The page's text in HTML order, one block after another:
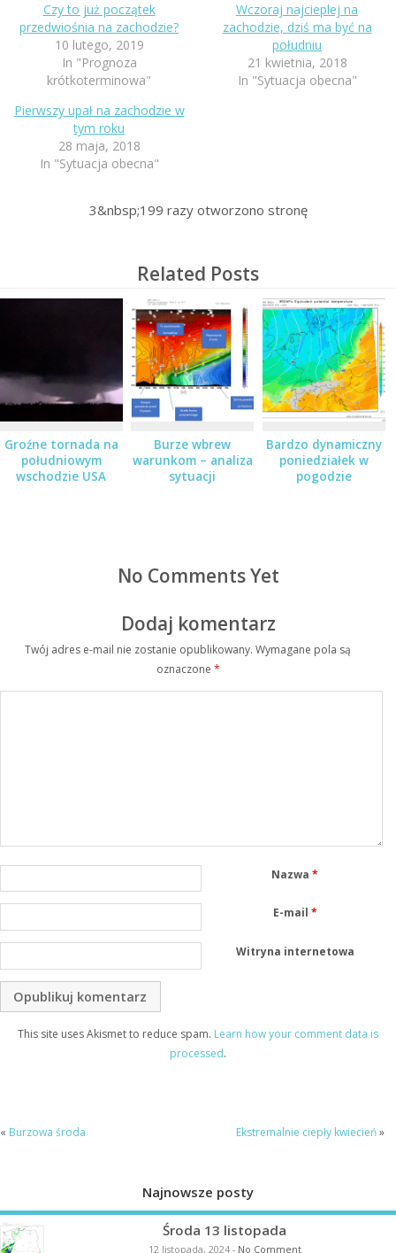
Czy to już początek
przedwiośnia na zachodzie?
10 lutego, 2019
In "Prognoza
krótkoterminowa"
Wczoraj najcieplej na
zachodzie, dziś ma być na
południu
21 kwietnia, 2018
In "Sytuacja obecna"
Pierwszy upał na zachodzie w
tym roku
28 maja, 2018
In "Sytuacja obecna"
3&nbsp;199 razy otworzono stronę
Related Posts
Groźne tornada na
południowym
wschodzie USA
Burze wbrew
warunkom – analiza
sytuacji
Bardzo dynamiczny
poniedziałek w
pogodzie
No Comments Yet
Dodaj komentarz
Twój adres e-mail nie zostanie opublikowany. Wymagane pola są
oznaczone *
Nazwa*
E-mail *
Witryna internetowa
This site uses Akismet to reduce spam. Learn how your comment data is
processed.
« Burzowa środa Ekstremalnie ciepły kwiecień»
Najnowsze posty
Środa 13 listopada
12 listopada, 2024- No Comment